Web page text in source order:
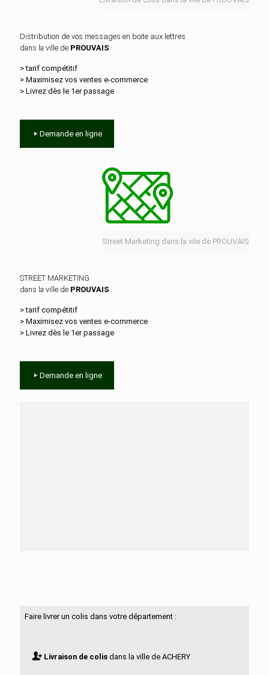
Distribution de vos messages en boite aux lettres
dans la ville de PROUVAIS
> tarif compétitif
> Maximisez vos ventes e‑commerce
> Livrez dès le 1er passage
Demande en ligne
Street Marketing dans la vile de PROUVAIS
STREET MARKETING
dans la ville de PROUVAIS
> tarif compétitif
> Maximisez vos ventes e‑commerce
> Livrez dès le 1er passage
Demande en ligne
Faire livrer un colis dans votre département :
Livraison de colisdans la ville de ACHERY